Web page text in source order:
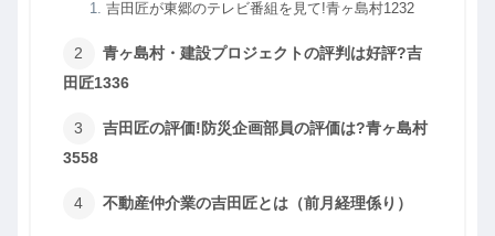
吉田匠が東郷のテレビ番組を見て!青ヶ島村1232
青ヶ島村・建設プロジェクトの評判は好評?吉
田匠1336
吉田匠の評価!防災企画部員の評価は?青ヶ島村
3558
不動産仲介業の吉田匠とは（前月経理係り）